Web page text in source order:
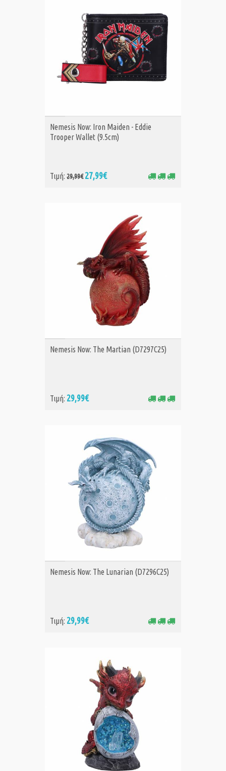
ΑΓΟΡΑ
Nemesis Now: Iron Maiden - Eddie
Trooper Wallet (9.5cm)
Τιμή: 29,99€27,99€
ΑΓΟΡΑ
Nemesis Now: The Martian (D7297C25)
Τιμή: 29,99€
ΑΓΟΡΑ
Nemesis Now: The Lunarian (D7296C25)
Τιμή: 29,99€